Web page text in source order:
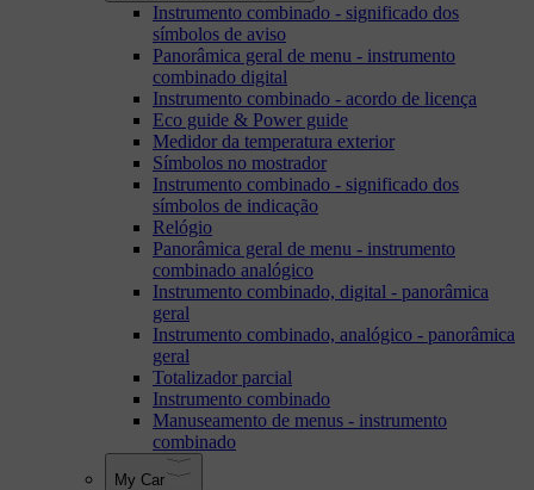
Instrumento combinado - significado dos
símbolos de aviso
Panorâmica geral de menu - instrumento
combinado digital
Instrumento combinado - acordo de licença
Eco guide & Power guide
Medidor da temperatura exterior
Símbolos no mostrador
Instrumento combinado - significado dos
símbolos de indicação
Relógio
Panorâmica geral de menu - instrumento
combinado analógico
Instrumento combinado, digital - panorâmica
geral
Instrumento combinado, analógico - panorâmica
geral
Totalizador parcial
Instrumento combinado
Manuseamento de menus - instrumento
combinado
My Car